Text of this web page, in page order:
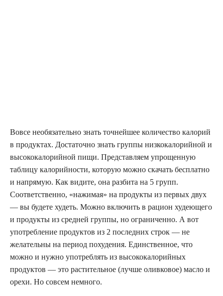
Вовсе необязательно знать точнейшее количество калорий
в продуктах. Достаточно знать группы низкокалорийной и
высококалорийной пищи. Представляем упрощенную
таблицу калорийности, которую можно скачать бесплатно
и напрямую. Как видите, она разбита на 5 групп.
Соответственно, «нажимая» на продукты из первых двух
— вы будете худеть. Можно включить в рацион худеющего
и продукты из средней группы, но ограниченно. А вот
употребление продуктов из 2 последних строк — не
желательны на период похудения. Единственное, что
можно и нужно употреблять из высококалорийных
продуктов — это растительное (лучше оливковое) масло и
орехи. Но совсем немного.